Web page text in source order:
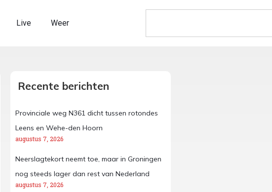
Live Weer
Recente berichten
Provinciale weg N361 dicht tussen rotondes
Leens en Wehe-den Hoorn
augustus 7, 2026
Neerslagtekort neemt toe, maar in Groningen
nog steeds lager dan rest van Nederland
augustus 7, 2026